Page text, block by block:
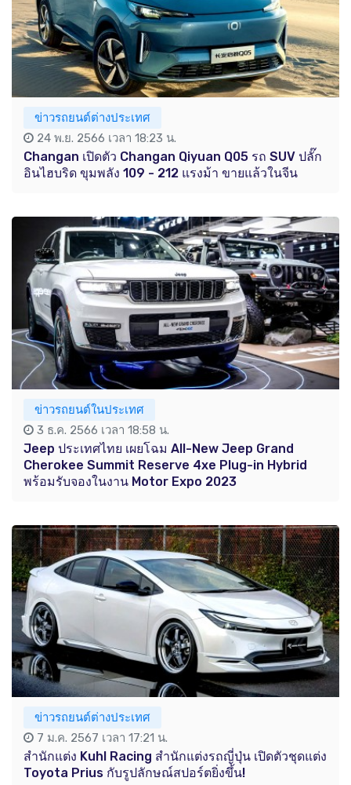
ข่าวรถยนต์ต่างประเทศ
24 พ.ย. 2566 เวลา 18:23 น.
Changan เปิดตัว Changan Qiyuan Q05 รถ SUV ปลั๊ก
อินไฮบริด ขุมพลัง 109 - 212 แรงม้า ขายแล้วในจีน
ข่าวรถยนต์ในประเทศ
3 ธ.ค. 2566 เวลา 18:58 น.
Jeep ประเทศไทย เผยโฉม All-New Jeep Grand
Cherokee Summit Reserve 4xe Plug-in Hybrid
พร้อมรับจองในงาน Motor Expo 2023
ข่าวรถยนต์ต่างประเทศ
7 ม.ค. 2567 เวลา 17:21 น.
สำนักแต่ง Kuhl Racing สำนักแต่งรถญี่ปุ่น เปิดตัวชุดแต่ง
Toyota Prius กับรูปลักษณ์สปอร์ตยิ่งขึ้น!